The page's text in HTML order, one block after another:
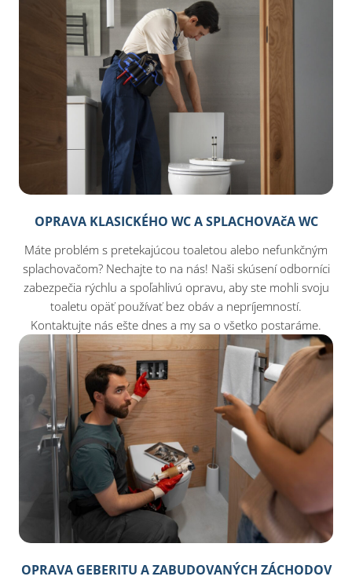
OPRAVA KLASICKÉHO WC A SPLACHOVAčA WC
Máte problém s pretekajúcou toaletou alebo nefunkčným
splachovačom? Nechajte to na nás! Naši skúsení odborníci
zabezpečia rýchlu a spoľahlivú opravu, aby ste mohli svoju
toaletu opäť používať bez obáv a nepríjemností.
Kontaktujte nás ešte dnes a my sa o všetko postaráme.
OPRAVA GEBERITU A ZABUDOVANÝCH ZÁCHODOV